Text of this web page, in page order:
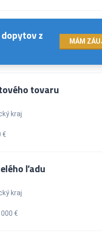
z
MÁM
tovaru
kraj
€
ľadu
kraj
€